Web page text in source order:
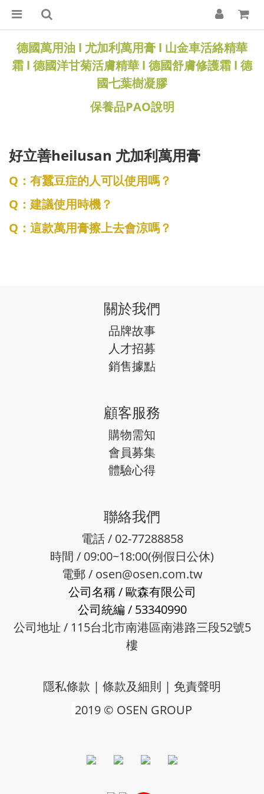
德國萬用油 l 尤加利萬用膏 l 山金車活絡精華
霜 l 德國洋甘菊活膚精華 l 德國舒膚修護霜 l 德
國七葉樹凝膠
保養品PAO說明
好立善heilusan 尤加利萬用膏
Q：有蠶豆症的人可以使用嗎？
Q：建議使用時機？
Q：這款萬用膏擦上去會涼嗎？
關於我們
品牌故事
人才招募
銷售據點
顧客服務
購物需知
會員募集
體驗心得
聯絡我們
電話 / 02-77288858
時間 / 09:00~18:00(例假日公休)
電郵 / osen@osen.com.tw
公司名稱/歐森有限公司
公司統編 / 53340990
公司地址 / 115台北市南港區南港路三段52號5
樓
隱私條款 | 條款及細則 | 免責聲明
2019 © OSEN GROUP